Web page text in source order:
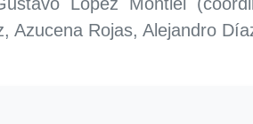
Azucena Rojas, Alejandro